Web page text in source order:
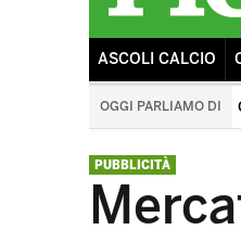
ASCOLI CALCIO
OGGI PARLIAMO DI
castorano
PUBBLICITÀ